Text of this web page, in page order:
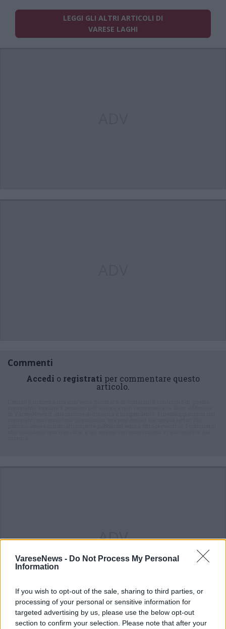
VareseNews - Do Not Process My Personal
Information
If you wish to opt-out of the sale, sharing to third parties, or
processing of your personal or sensitive information for
targeted advertising by us, please use the below opt-out
section to confirm your selection. Please note that after your
LEGGI GLI ALTRI ARTICOLI DI
VARESE LAGHI
Commenti
Accedi o registrati per commentare questo
articolo.
ADV